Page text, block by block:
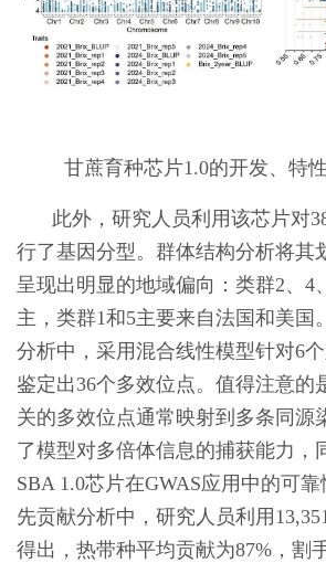
甘蔗育种芯片1.0的开发、特
此外，研究人员利用该芯片对
行了基因分型。群体结构分析将其
呈现出明显的地域偏向：类群2、4
主，类群1和5主要来自法国和美国
分析中，采用混合线性模型针对6
鉴定出36个多效位点。值得注意的
关的多效位点通常映射到多条同源
了模型对多倍体信息的捕获能力，
SBA 1.0芯片在GWAS应用中的可
先贡献分析中，研究人员利用
得出，热带种平均贡献为87%，割